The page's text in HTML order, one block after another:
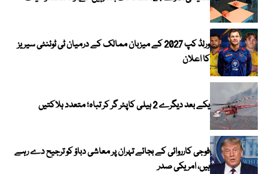
ورلڈ کپ 2027 کے میزبان ممالک کے درمیان ٹی ٹوئنٹی سیریز
کا اعلان
یکے بعد دیگرے 2 ہیلی کاپٹر گر کر تباہ؛ متعدد ہلاکتیں
فوجی کارروائی کے بجائے تہران پر معاشی دباؤ کو ترجیح دے رہے
ہیں، امریکی صدر